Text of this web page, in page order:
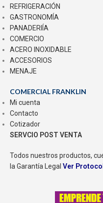
REFRIGERACIÓN
GASTRONOMÍA
PANADERIÍA
COMERCIO
ACERO INOXIDABLE
ACCESORIOS
MENAJE
COMERCIAL FRANKLIN
Mi cuenta
Contacto
Cotizador
SERVCIO POST VENTA
Todos nuestros productos,
la Garantía Legal Ver